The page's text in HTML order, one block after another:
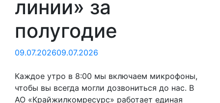
линии» за
полугодие
09.07.202609.07.2026
Каждое утро в 8:00 мы включаем микрофоны,
чтобы вы всегда могли дозвониться до нас. В
АО «Крайжилкомресурс» работает единая